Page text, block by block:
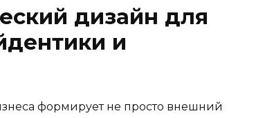
дизайн для
и
формирует не просто внешний